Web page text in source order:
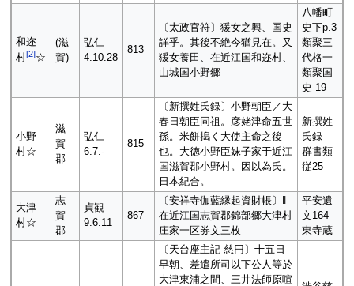
和迩
村[2]☆
(滋
賀)
弘仁
4.10.28
813
〔太政官符〕猨女之興、国史
詳乎。其後不絶今猶見在。又
猨女養田、在近江国和迩村、
山城国小野郷
八幡町
史下p.3
類聚三
代格一
類聚国
史 19
小野
村☆
滋
賀
郡
弘仁
6.7.-
815
〔新撰姓氏録〕小野朝臣／大
春日朝臣同祖。彦姥津命五世
孫。米餅搗く大使主命之後
也。大徳小野臣妹子家于近江
国滋賀郡小野村。因以為氏。
日本紀合。
新撰姓
氏録
群書類
従25
大津
村☆
志
賀
郡
貞観
9.6.11
867
〔安祥寺伽藍縁起資財帳〕‖
在近江国志賀郡錦部郷大津村
庄家一区券文三枚
平安遺
文164
東寺蔵
〔天台座主記 慈円〕十五日
早朝、差遣所司以下公人等於
大津東浦之間、三井法師原喧